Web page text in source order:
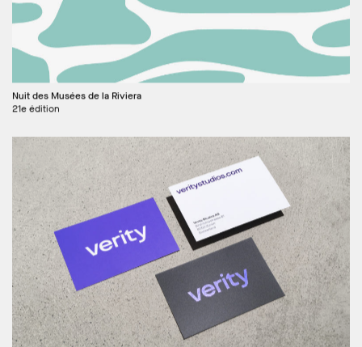
Nuit des Musées de la Riviera
21e édition